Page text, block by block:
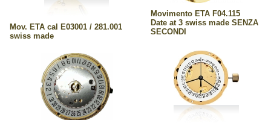
Mov. ETA cal E03001 / 281.001
swiss made
Movimento ETA F04.115
Date at 3 swiss made SENZA
SECONDI